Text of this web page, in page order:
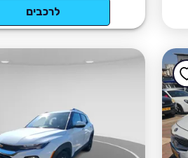
לרכבים